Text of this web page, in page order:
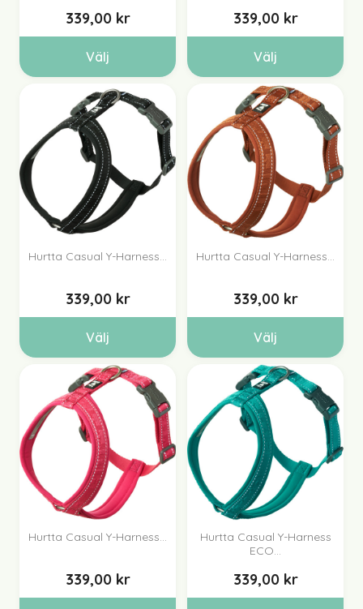
339,00 kr
Välj
339,00 kr
Välj
Hurtta Casual Y-Harness...
339,00 kr
Välj
Hurtta Casual Y-Harness...
339,00 kr
Välj
Hurtta Casual Y-Harness...
339,00 kr
Hurtta Casual Y-Harness
ECO...
339,00 kr